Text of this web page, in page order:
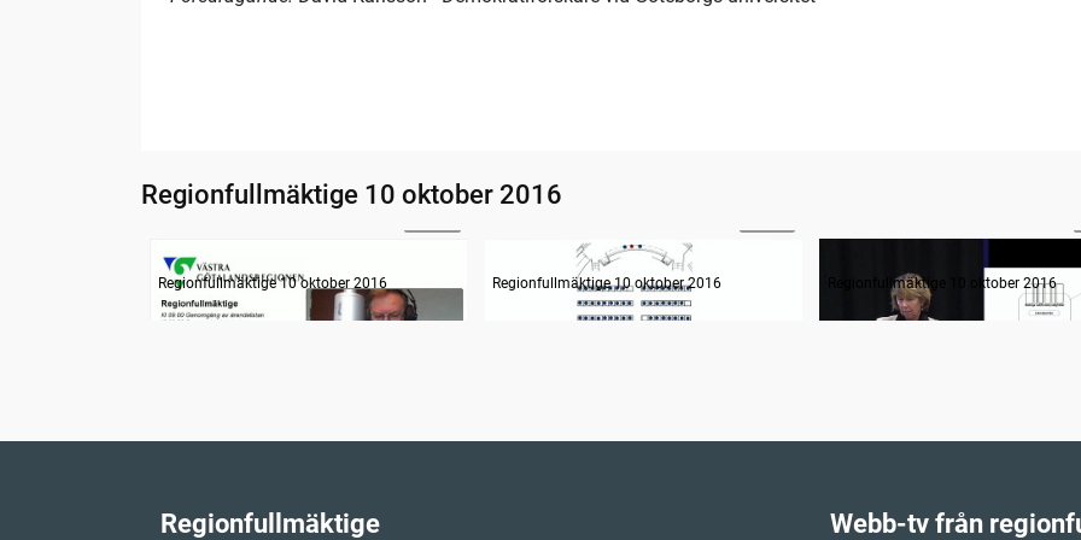
Regionfullmäktige 10 oktober 2016
Information om dagens ärenden
Regionfullmäktige 10 oktober 2016
Inledande formalia
Regionfullmäktige 10 oktober 2016 Regionfullmäktige 10 oktober 2016
Regionfullmäktige Webb-tv från